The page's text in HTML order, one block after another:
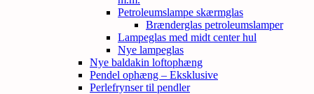
Petroleumslampe skærmglas
Brænderglas petroleumslamper
Lampeglas med midt center hul
Nye lampeglas
Nye baldakin loftophæng
Pendel ophæng – Eksklusive
Perlefrynser til pendler